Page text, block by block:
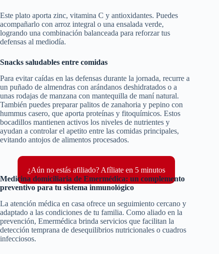
Este plato aporta zinc, vitamina C y antioxidantes. Puedes
acompañarlo con arroz integral o una ensalada verde,
logrando una combinación balanceada para reforzar tus
defensas al mediodía.
Snacks saludables entre comidas
Para evitar caídas en las defensas durante la jornada, recurre a
un puñado de almendras con arándanos deshidratados o a
unas rodajas de manzana con mantequilla de maní natural.
También puedes preparar palitos de zanahoria y pepino con
hummus casero, que aporta proteínas y fitoquímicos. Estos
bocadillos mantienen activos los niveles de nutrientes y
ayudan a controlar el apetito entre las comidas principales,
evitando antojos de alimentos procesados.
¿Aún no estás afiliado? Afíliate en 5 minutos
Medicina domiciliaria de Emermédica: un complemento
preventivo para tu sistema inmunológico
La atención médica en casa ofrece un seguimiento cercano y
adaptado a las condiciones de tu familia. Como aliado en la
prevención, Emermédica brinda servicios que facilitan la
detección temprana de desequilibrios nutricionales o cuadros
infecciosos.